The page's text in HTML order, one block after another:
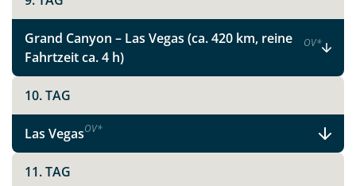
X
WhatsApp
Telegram
Grand Canyon – Las Vegas (ca. 420 km, reine
Fahrtzeit ca. 4 h)
OV*
10. TAG
Las VegasOV*
11. TAG